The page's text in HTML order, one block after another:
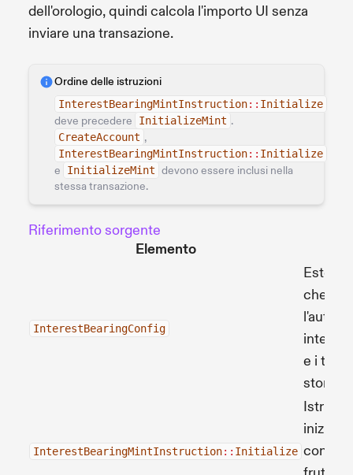
dell'orologio, quindi calcola l'importo UI senza
inviare una transazione.
Ordine delle istruzioni
InterestBearingMintInstruction:: Initialize
deve precedere InitializeMint .
CreateAccount ,
InterestBearingMintInstruction:: Initialize
e InitializeMint devono essere inclusi nella
stessa transazione.
Riferimento sorgente
Elemento
InterestBearingConfig
che
e i
storici.
InterestBearingMintInstruction:: Initialize